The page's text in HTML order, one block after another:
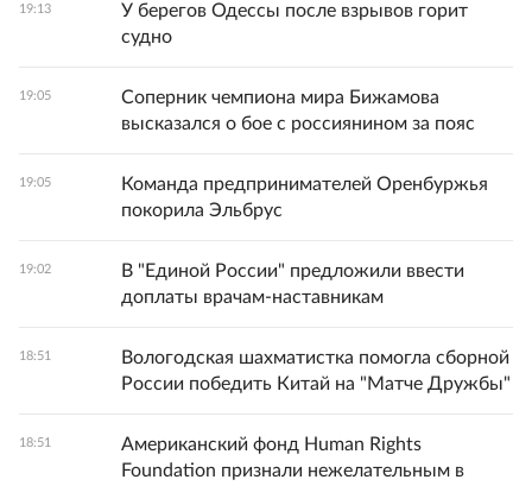
19:13
У берегов Одессы после взрывов горит
судно
19:05
Соперник чемпиона мира Бижамова
высказался о бое с россиянином за пояс
19:05
Команда предпринимателей Оренбуржья
покорила Эльбрус
19:02
В "Единой России" предложили ввести
доплаты врачам-наставникам
18:51
Вологодская шахматистка помогла сборной
России победить Китай на "Матче Дружбы"
18:51
Американский фонд Human Rights
Foundation признали нежелательным в